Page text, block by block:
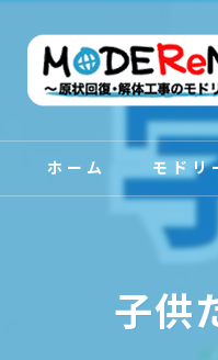
ホーム モドリ
スタッフ
子供